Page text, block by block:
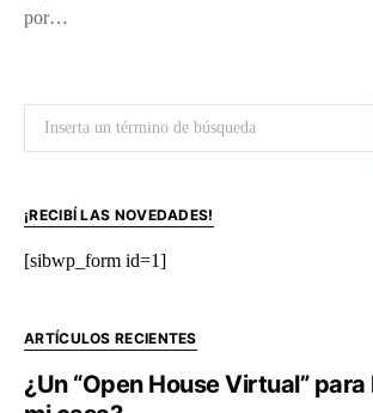
por…
¡RECIBÍ LAS NOVEDADES!
[sibwp_form id=1]
ARTÍCULOS RECIENTES
¿Un “Open House Virtual”